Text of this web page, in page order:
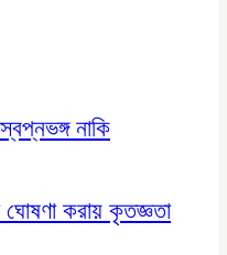
নাকি
করায় কৃতজ্ঞতা